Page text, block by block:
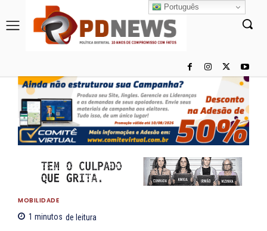
MOBILIDADE
1 minutos de leitura
Português